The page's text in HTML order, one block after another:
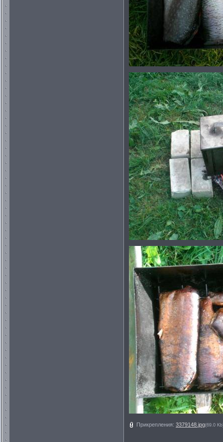
Прикрепления: 3379148.jpg(69.0